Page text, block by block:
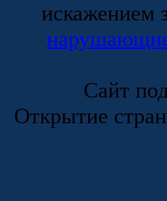
искажением
нарушающие
Сайт
Открытие